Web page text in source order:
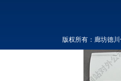
版权所有：廊坊德